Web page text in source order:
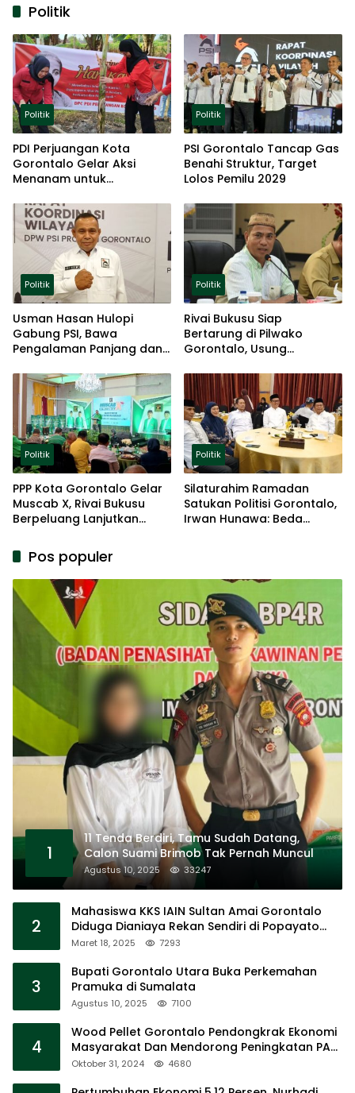
Politik
Politik
PDI Perjuangan Kota
Gorontalo Gelar Aksi
Menanam untuk
Politik
PSI Gorontalo Tancap Gas
Benahi Struktur, Target
Lolos Pemilu 2029
Politik
Usman Hasan Hulopi
Gabung PSI, Bawa
Pengalaman Panjang dan
Politik
Rivai Bukusu Siap
Bertarung di Pilwako
Gorontalo, Usung
Politik
Politik
PPP Kota Gorontalo Gelar
Muscab X, Rivai Bukusu
Berpeluang Lanjutkan
Politik
Silaturahim Ramadan
Satukan Politisi Gorontalo,
Irwan Hunawa: Beda
Pos populer
1
11 Tenda Berdiri, Tamu Sudah Datang,
Calon Suami Brimob Tak Pernah Muncul
Agustus 10, 2025 33247
2
Mahasiswa KKS IAIN Sultan Amai Gorontalo
Diduga Dianiaya Rekan Sendiri di Popayato
Barat
Maret 18, 2025 7293
3
Bupati Gorontalo Utara Buka Perkemahan
Pramuka di Sumalata
Agustus 10, 2025 7100
4
Wood Pellet Gorontalo Pendongkrak Ekonomi
Masyarakat Dan Mendorong Peningkatan PAD
Gorontalo
Oktober 31, 2024 4680